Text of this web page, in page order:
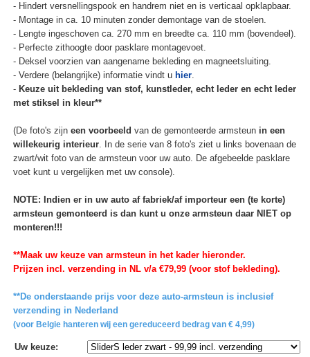
- Hindert versnellingspook en handrem niet en is verticaal opklapbaar.
- Montage in ca. 10 minuten zonder demontage van de stoelen.
- Lengte ingeschoven ca. 270 mm en breedte ca. 110 mm (bovendeel).
- Perfecte zithoogte door pasklare montagevoet.
- Deksel voorzien van aangename bekleding en magneetsluiting.
- Verdere (belangrijke) informatie vindt u hier.
- Keuze uit bekleding van stof, kunstleder, echt leder en echt leder
met stiksel in kleur**
(De foto's zijn een voorbeeld van de gemonteerde armsteun in een
willekeurig interieur. In de serie van 8 foto's ziet u links bovenaan de
zwart/wit foto van de armsteun voor uw auto. De afgebeelde pasklare
voet kunt u vergelijken met uw console).
NOTE: Indien er in uw auto af fabriek/af importeur een (te korte)
armsteun gemonteerd is dan kunt u onze armsteun daar NIET op
monteren!!!
**Maak uw keuze van armsteun in het kader hieronder.
Prijzen incl. verzending in NL v/a €79,99 (voor stof bekleding).
**De onderstaande prijs voor deze auto-armsteun is inclusief
verzending in Nederland
(voor Belgie hanteren wij een gereduceerd bedrag van € 4,99)
Uw keuze: